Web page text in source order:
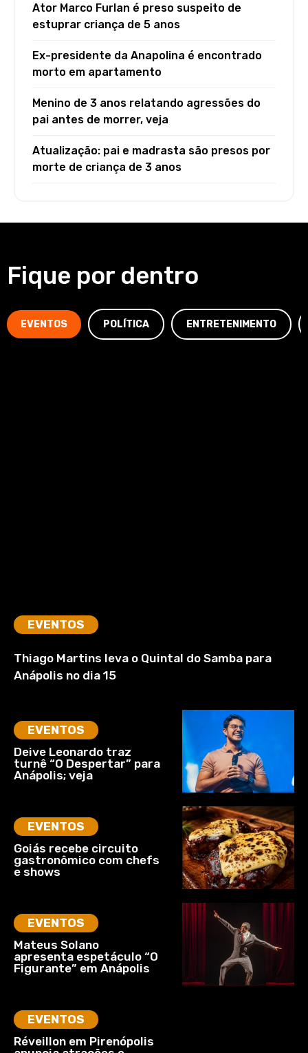
Ator Marco Furlan é preso suspeito de
estuprar criança de 5 anos
Ex-presidente da Anapolina é encontrado
morto em apartamento
Menino de 3 anos relatando agressões do
pai antes de morrer, veja
Atualização: pai e madrasta são presos por
morte de criança de 3 anos
Fique por dentro
EVENTOS POLÍTICA ENTRETENIMENTO
EVENTOS
Thiago Martins leva o Quintal do Samba para
Anápolis no dia 15
EVENTOS
Deive Leonardo traz
turnê “O Despertar” para
Anápolis; veja
EVENTOS
Goiás recebe circuito
gastronômico com chefs
e shows
EVENTOS
Mateus Solano
apresenta espetáculo “O
Figurante” em Anápolis
EVENTOS
Réveillon em Pirenópolis